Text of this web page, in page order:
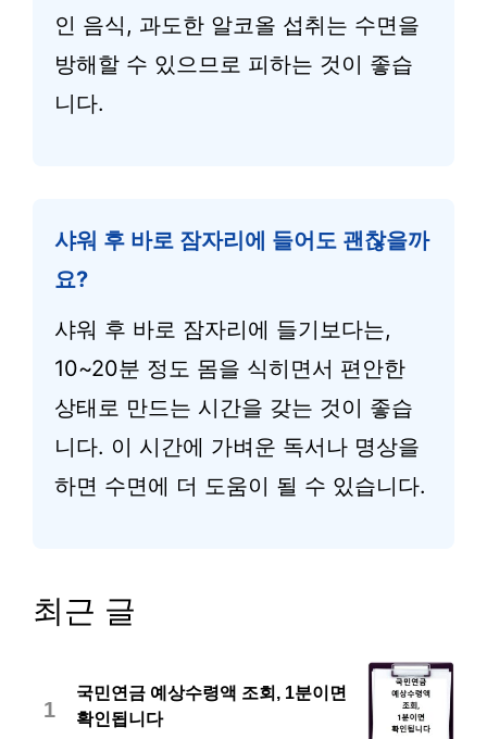
인 음식, 과도한 알코올 섭취는 수면을
방해할 수 있으므로 피하는 것이 좋습
니다.
샤워 후 바로 잠자리에 들어도 괜찮을까
요?
샤워 후 바로 잠자리에 들기보다는,
10~20분 정도 몸을 식히면서 편안한
상태로 만드는 시간을 갖는 것이 좋습
니다. 이 시간에 가벼운 독서나 명상을
하면 수면에 더 도움이 될 수 있습니다.
최근 글
1
국민연금 예상수령액 조회, 1분이면
확인됩니다